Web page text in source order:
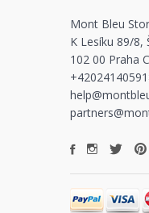
Mont Bleu
K Lesíku 89/8,
102 00 Praha